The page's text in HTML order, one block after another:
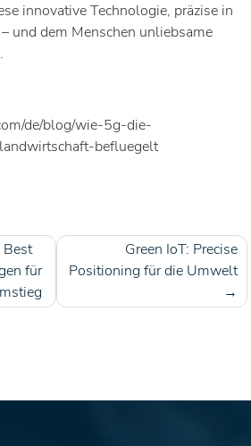
innovative Technologie, präzise in
und dem Menschen unliebsame
de/blog/wie-5g-die-
befluegelt
für
Green IoT: Precise
Positioning für die Umwelt